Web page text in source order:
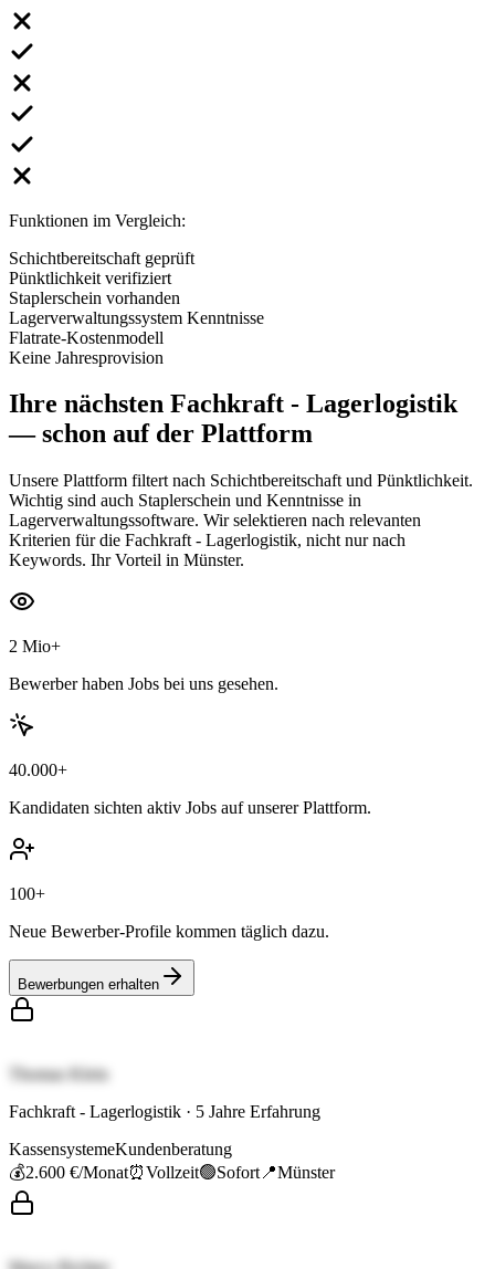
Funktionen im Vergleich:
Schichtbereitschaft geprüft
Pünktlichkeit verifiziert
Staplerschein vorhanden
Lagerverwaltungssystem Kenntnisse
Flatrate-Kostenmodell
Keine Jahresprovision
Ihre nächsten Fachkraft - Lagerlogistik
— schon auf der Plattform
Unsere Plattform filtert nach Schichtbereitschaft und Pünktlichkeit.
Wichtig sind auch Staplerschein und Kenntnisse in
Lagerverwaltungssoftware. Wir selektieren nach relevanten
Kriterien für die Fachkraft - Lagerlogistik, nicht nur nach
Keywords. Ihr Vorteil in Münster.
2 Mio+
Bewerber haben Jobs bei uns gesehen.
40.000+
Kandidaten sichten aktiv Jobs auf unserer Plattform.
100+
Neue Bewerber-Profile kommen täglich dazu.
Bewerbungen erhalten
Thomas Klein
Fachkraft - Lagerlogistik · 5 Jahre Erfahrung
KassensystemeKundenberatung
💰2.600 €/Monat⏰Vollzeit🟢Sofort 📍Münster